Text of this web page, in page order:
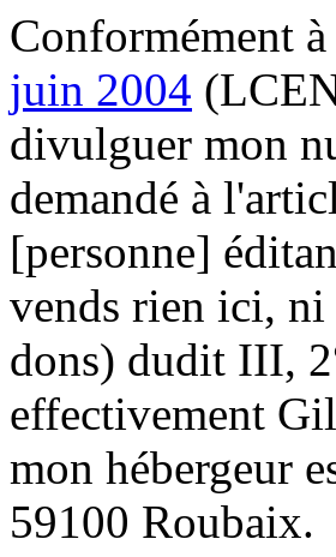
Conformément
juin 2004
divulguer mon
demandé à
[personne]
vends rien ici, ni
dons) dudit III,
effectivement
mon hébergeur
59100 Roubaix.